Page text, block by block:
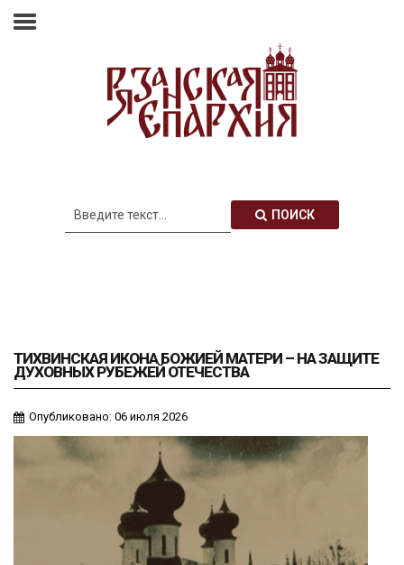
Митрополия ПОИСК
ТИХВИНСКАЯ ИКОНА БОЖИЕЙ МАТЕРИ – НА ЗАЩИТЕ
ДУХОВНЫХ РУБЕЖЕЙ ОТЕЧЕСТВА
Опубликовано: 06 июля 2026